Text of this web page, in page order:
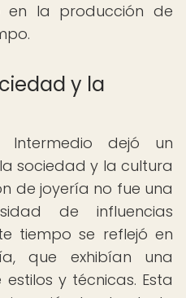
en la producción de
y la
Intermedio dejó un
sociedad y la cultura
de joyería no fue una
de influencias
tiempo se reflejó en
que exhibían una
y técnicas. Esta